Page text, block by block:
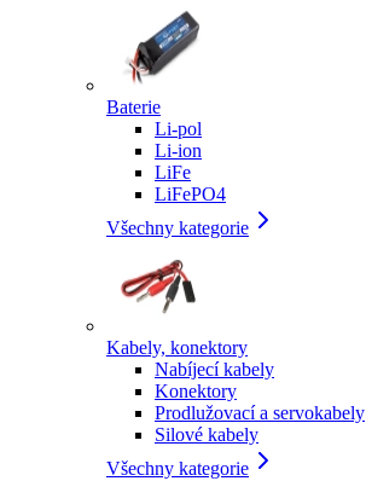
Baterie
Li-pol
Li-ion
LiFe
LiFePO4
Všechny kategorie
Kabely, konektory
Nabíjecí kabely
Konektory
Prodlužovací a servokabely
Silové kabely
Všechny kategorie